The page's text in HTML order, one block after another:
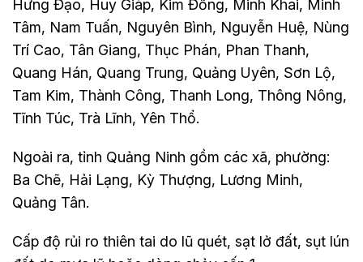
Hưng Đạo, Huy Giáp, Kim Đồng, Minh Khai, Minh
Tâm, Nam Tuấn, Nguyên Bình, Nguyễn Huệ, Nùng
Trí Cao, Tân Giang, Thục Phán, Phan Thanh,
Quang Hán, Quang Trung, Quảng Uyên, Sơn Lộ,
Tam Kim, Thành Công, Thanh Long, Thông Nông,
Tĩnh Túc, Trà Lĩnh, Yên Thổ.
Ngoài ra, tỉnh Quảng Ninh gồm các xã, phường:
Ba Chẽ, Hải Lạng, Kỳ Thượng, Lương Minh,
Quảng Tân.
Cấp độ rủi ro thiên tai do lũ quét, sạt lở đất, sụt lún